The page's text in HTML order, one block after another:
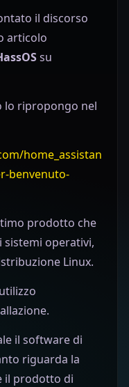
il discorso
articolo
su
lo ripropongo nel
home_assistan
benvenuto-
prodotto che
operativi,
Linux.
il software di
riguarda la
il prodotto di